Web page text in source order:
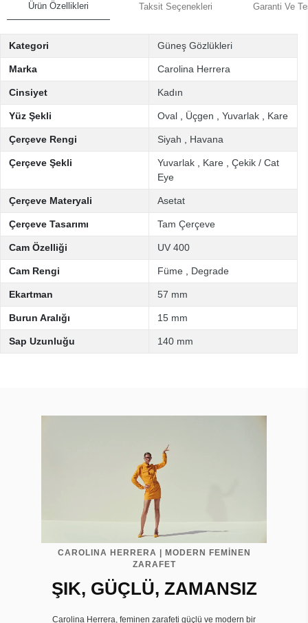
Ürün Özellikleri Taksit Seçenekleri Garanti Ve
Kategori Güneş Gözlükleri
Marka Carolina Herrera
Cinsiyet Kadın
Yüz Şekli Oval Üçgen Yuvarlak Kare
Çerçeve Rengi Siyah Havana
Çerçeve Şekli Yuvarlak Kare
Çekik / Cat
Eye
Çerçeve Materyali Asetat
Çerçeve Tasarımı Tam Çerçeve
Cam Özelliği UV 400
Cam Rengi Füme Degrade
Ekartman 57 mm
Burun Aralığı 15 mm
Sap Uzunluğu 140 mm
CAROLINA HERRERA | MODERN FEMİNEN
ZARAFET
ŞIK, GÜÇLÜ, ZAMANSIZ
Carolina Herrera, feminen zarafeti güçlü ve modern bir